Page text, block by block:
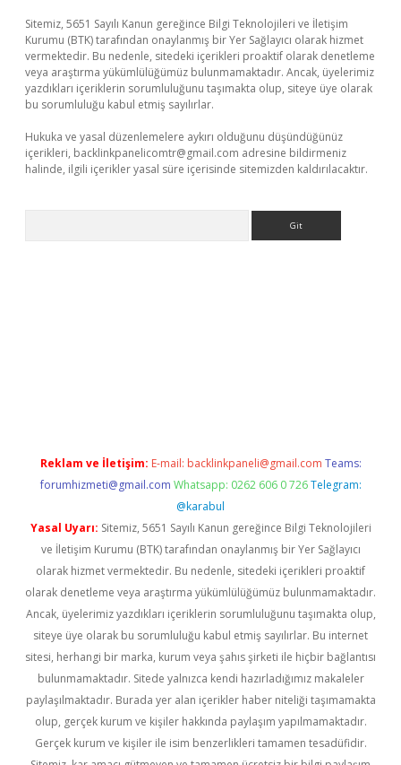
Sitemiz, 5651 Sayılı Kanun gereğince Bilgi Teknolojileri ve İletişim
Kurumu (BTK) tarafından onaylanmış bir Yer Sağlayıcı olarak hizmet
vermektedir. Bu nedenle, sitedeki içerikleri proaktif olarak denetleme
veya araştırma yükümlülüğümüz bulunmamaktadır. Ancak, üyelerimiz
yazdıkları içeriklerin sorumluluğunu taşımakta olup, siteye üye olarak
bu sorumluluğu kabul etmiş sayılırlar.
Hukuka ve yasal düzenlemelere aykırı olduğunu düşündüğünüz
içerikleri, backlinkpanelicomtr@gmail.com adresine bildirmeniz
halinde, ilgili içerikler yasal süre içerisinde sitemizden kaldırılacaktır.
Reklam ve İletişim: E-mail: backlinkpaneli@gmail.com Teams:
forumhizmeti@gmail.com Whatsapp: 0262 606 0 726 Telegram:
@karabul
Yasal Uyarı: Sitemiz, 5651 Sayılı Kanun gereğince Bilgi Teknolojileri
ve İletişim Kurumu (BTK) tarafından onaylanmış bir Yer Sağlayıcı
olarak hizmet vermektedir. Bu nedenle, sitedeki içerikleri proaktif
olarak denetleme veya araştırma yükümlülüğümüz bulunmamaktadır.
Ancak, üyelerimiz yazdıkları içeriklerin sorumluluğunu taşımakta olup,
siteye üye olarak bu sorumluluğu kabul etmiş sayılırlar. Bu internet
sitesi, herhangi bir marka, kurum veya şahıs şirketi ile hiçbir bağlantısı
bulunmamaktadır. Sitede yalnızca kendi hazırladığımız makaleler
paylaşılmaktadır. Burada yer alan içerikler haber niteliği taşımamakta
olup, gerçek kurum ve kişiler hakkında paylaşım yapılmamaktadır.
Gerçek kurum ve kişiler ile isim benzerlikleri tamamen tesadüfidir.